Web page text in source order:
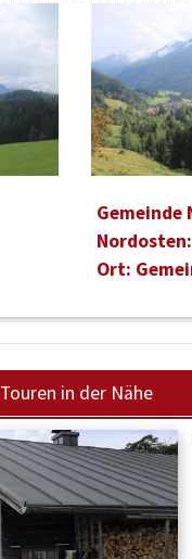
Gemeinde
Ort:
Touren in der Nähe